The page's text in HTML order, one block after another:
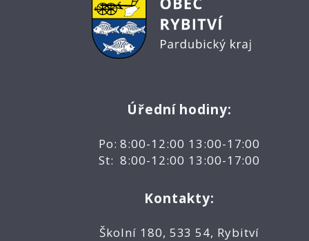
Úřední hodiny:
Po: 8:00-12:00 13:00-17:00
St: 8:00-12:00 13:00-17:00
Kontakty:
Školní 180, 533 54, Rybitví